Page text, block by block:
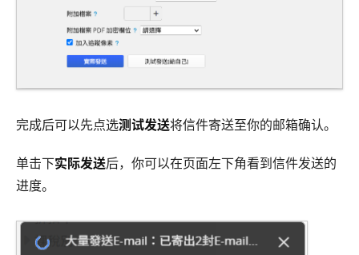
完成后可以先点选测试发送将信件寄送至你的邮箱确认。
单击下实际发送后，你可以在页面左下角看到信件发送的
进度。